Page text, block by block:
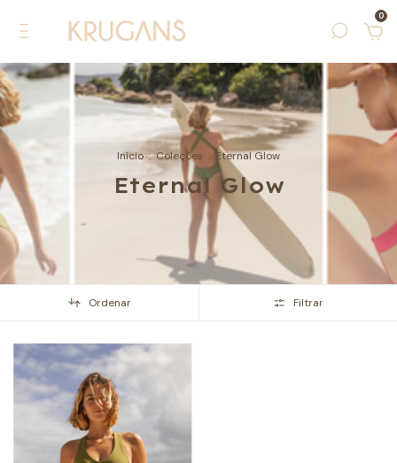
0
Início . Coleções . Eternal Glow
Eternal Glow
Ordenar Filtrar